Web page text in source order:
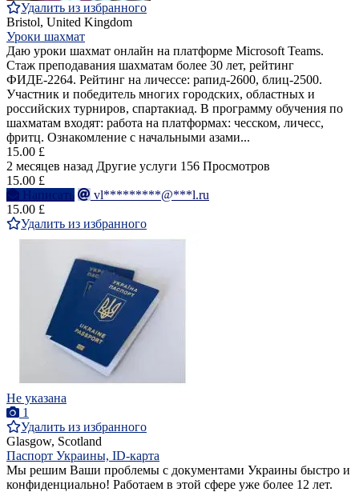
Удалить из избранного
Bristol, United Kingdom
Уроки шахмат
Даю уроки шахмат онлайн на платформе Microsoft Teams.
Стаж преподавания шахматам более 30 лет, рейтинг
ФИДЕ-2264. Рейтинг на личессе: рапид-2600, блиц-2500.
Участник и победитель многих городских, областных и
российских турниров, спартакиад. В программу обучения по
шахматам входят: работа на платформах: чесском, личесс,
фритц. Ознакомление с начальными азами...
15.00 £
2 месяцев назад Другие услуги 156 Просмотров
15.00 £
Написать
vl*********@***l.ru
15.00 £
Удалить из избранного
Не указана
1
Удалить из избранного
Glasgow, Scotland
Паспорт Украины, ID-карта
Мы решим Ваши проблемы с документами Украины быстро и
конфиденциально! Работаем в этой сфере уже более 12 лет.